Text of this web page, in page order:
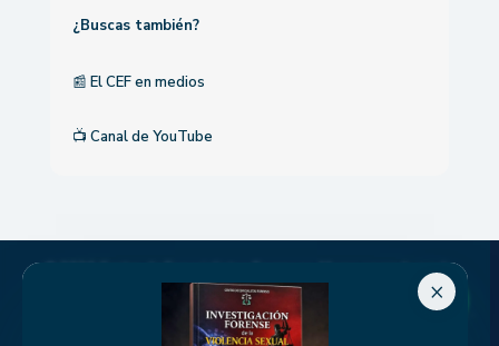
¿Buscas también?
📰 El CEF en medios
📺 Canal de YouTube
×
© 2026 Centro de Especialistas Forenses. Marca operada por la
Fundación Colombiana de Medicina Forense (FCMF) — NIT
900.415.104-4. Calle 98 N.° 9A-41, Of. 311, Bogotá D.C., Colombia. ·
Aviso legal